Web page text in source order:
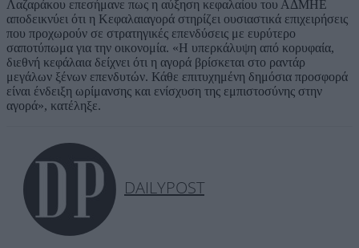
Λαζαράκου επεσήμανε πως η αύξηση κεφαλαίου του ΑΔΜΗΕ
αποδεικνύει ότι η Κεφαλαιαγορά στηρίζει ουσιαστικά επιχειρήσεις
που προχωρούν σε στρατηγικές επενδύσεις με ευρύτερο
σαποτύπωμα για την οικονομία. «Η υπερκάλυψη από κορυφαία,
διεθνή κεφάλαια δείχνει ότι η αγορά βρίσκεται στο ραντάρ
μεγάλων ξένων επενδυτών. Κάθε επιτυχημένη δημόσια προσφορά
είναι ένδειξη ωρίμανσης και ενίσχυση της εμπιστοσύνης στην
αγορά», κατέληξε.
DAILYPOST